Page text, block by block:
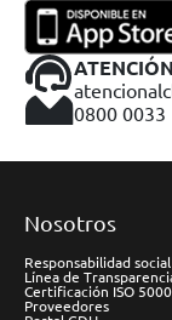
0800 0033
Nosotros
Responsabilidad
Línea de
Certificación ISO
Proveedores